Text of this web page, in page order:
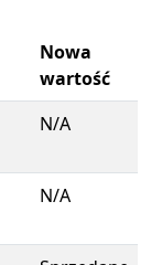
Nowa
wartość
N/A
N/A